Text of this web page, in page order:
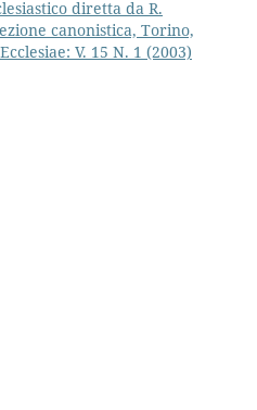
diretta da R.
canonistica, Torino,
V. 15 N. 1 (2003)